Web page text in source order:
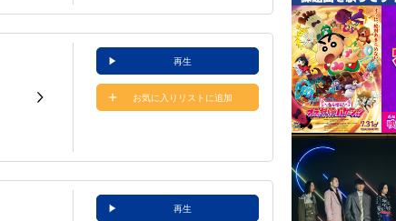
再生
お気に入りリストに追加
再生